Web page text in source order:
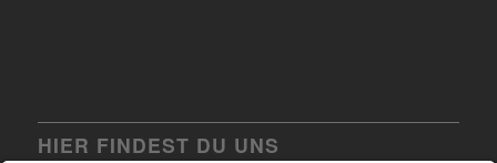
HIER FINDEST DU UNS